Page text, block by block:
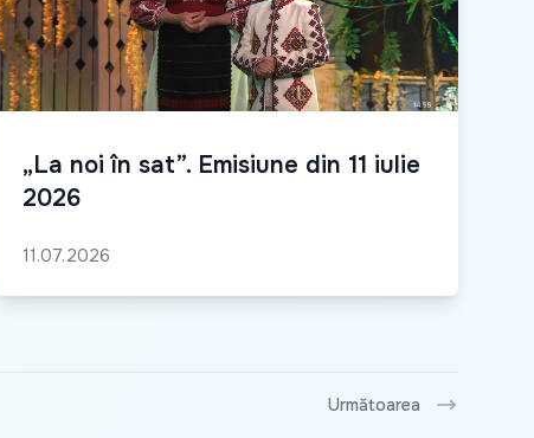
„La noi în sat”. Emisiune din 11 iulie
2026
11.07.2026
Următoarea